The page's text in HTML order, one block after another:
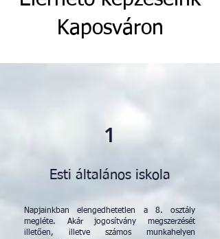
Kaposváron
1
Esti általános iskola
Napjainkban elengedhetetlen a 8. osztály
megléte. Akár jogosítvány megszerzését
illetően, illetve számos munkahelyen